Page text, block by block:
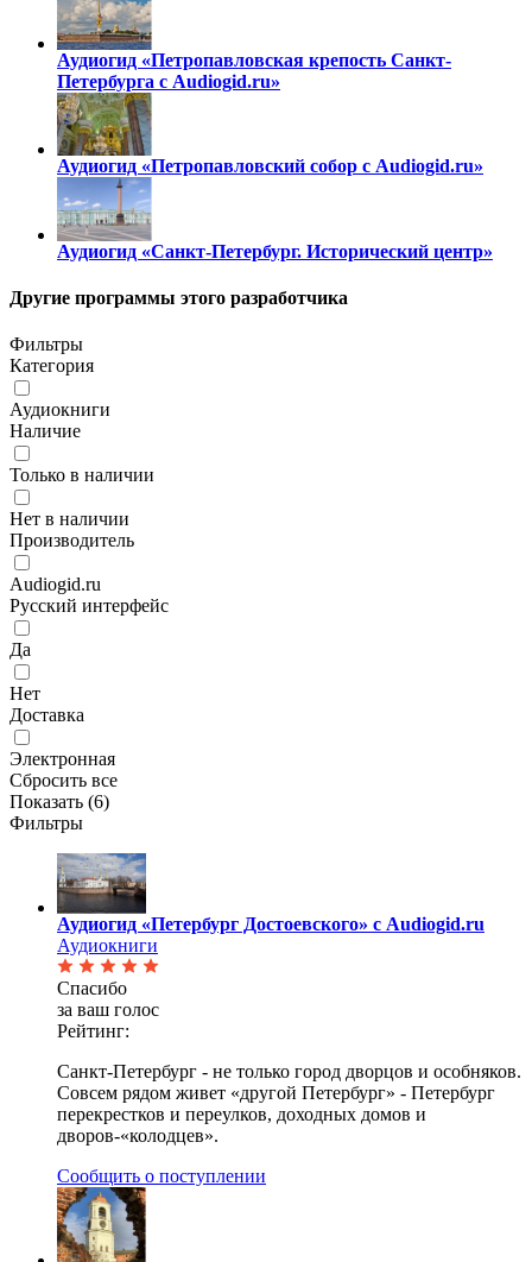
Аудиогид «Петропавловская крепость Санкт-
Петербурга с Audiogid.ru»
Аудиогид «Петропавловский собор с Audiogid.ru»
Аудиогид «Санкт-Петербург. Исторический центр»
Другие программы этого разработчика
Фильтры
Категория
Аудиокниги
Наличие
Только в наличии
Нет в наличии
Производитель
Audiogid.ru
Русский интерфейс
Да
Нет
Доставка
Электронная
Сбросить все
Показать (6)
Фильтры
Аудиогид «Петербург Достоевского» с Audiogid.ru
Аудиокниги
Спасибо
за ваш голос
Рейтинг:
Cанкт-Петербург - не только город дворцов и особняков.
Совсем рядом живет «другой Петербург» - Петербург
перекрестков и переулков, доходных домов и
дворов-«колодцев».
Сообщить о поступлении